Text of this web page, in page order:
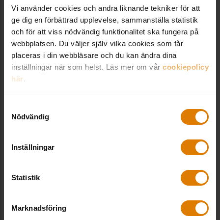
Vi använder cookies och andra liknande tekniker för att
ge dig en förbättrad upplevelse, sammanställa statistik
och för att viss nödvändig funktionalitet ska fungera på
webbplatsen. Du väljer själv vilka cookies som får
placeras i din webbläsare och du kan ändra dina
inställningar när som helst. Läs mer om vår cookiepolicy
här.
Nödvändig
Inställningar
Statistik
Marknadsföring
SE ALLA UTBILDNINGAR
Relaterade trycksaker
Digitalisering, Digitaliseringsinitiativet,
Riktlinjer för andrahandsuthyrning